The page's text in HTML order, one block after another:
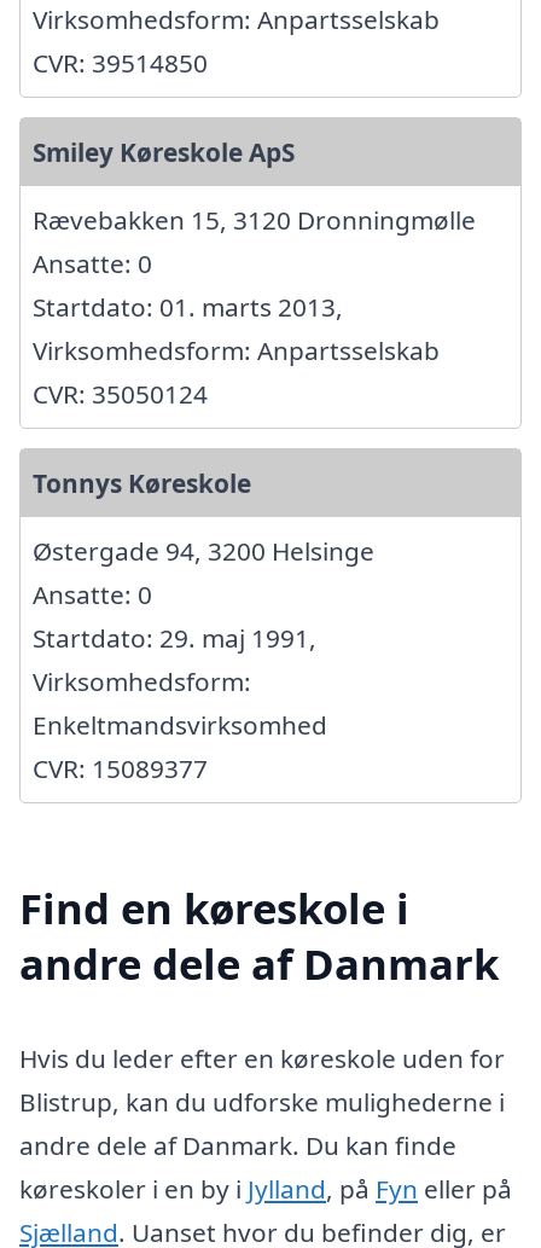
Virksomhedsform: Anpartsselskab
CVR: 39514850
Smiley Køreskole ApS
Rævebakken 15, 3120 Dronningmølle
Ansatte: 0
Startdato: 01. marts 2013,
Virksomhedsform: Anpartsselskab
CVR: 35050124
Tonnys Køreskole
Østergade 94, 3200 Helsinge
Ansatte: 0
Startdato: 29. maj 1991,
Virksomhedsform:
Enkeltmandsvirksomhed
CVR: 15089377
Find en køreskole i
andre dele af Danmark
Hvis du leder efter en køreskole uden for
Blistrup, kan du udforske mulighederne i
andre dele af Danmark. Du kan finde
køreskoler i en by i Jylland, på Fyn eller på
Sjælland. Uanset hvor du befinder dig, er